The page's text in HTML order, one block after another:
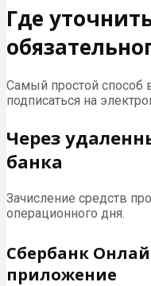
Где
Самый простой способ
подписаться на
Через
банка
Зачисление средств
операционного дня.
Сбербанк
приложение